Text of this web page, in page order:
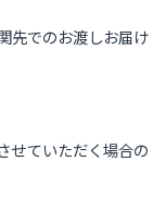
先でのお渡しお届け
せていただく場合の